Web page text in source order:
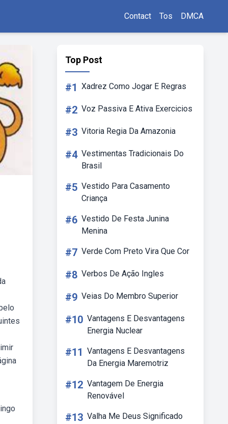
Contact Tos DMCA
Top Post
#1 Xadrez Como Jogar E Regras
#2 Voz Passiva E Ativa Exercicios
#3 Vitoria Regia Da Amazonia
#4 Vestimentas Tradicionais Do
Brasil
#5 Vestido Para Casamento
Criança
#6 Vestido De Festa Junina
Menina
#7 Verde Com Preto Vira Que Cor
#8 Verbos De Ação Ingles
#9 Veias Do Membro Superior
#10 Vantagens E Desvantagens
Energia Nuclear
#11 Vantagens E Desvantagens
Da Energia Maremotriz
#12 Vantagem De Energia
Renovável
#13 Valha Me Deus Significado